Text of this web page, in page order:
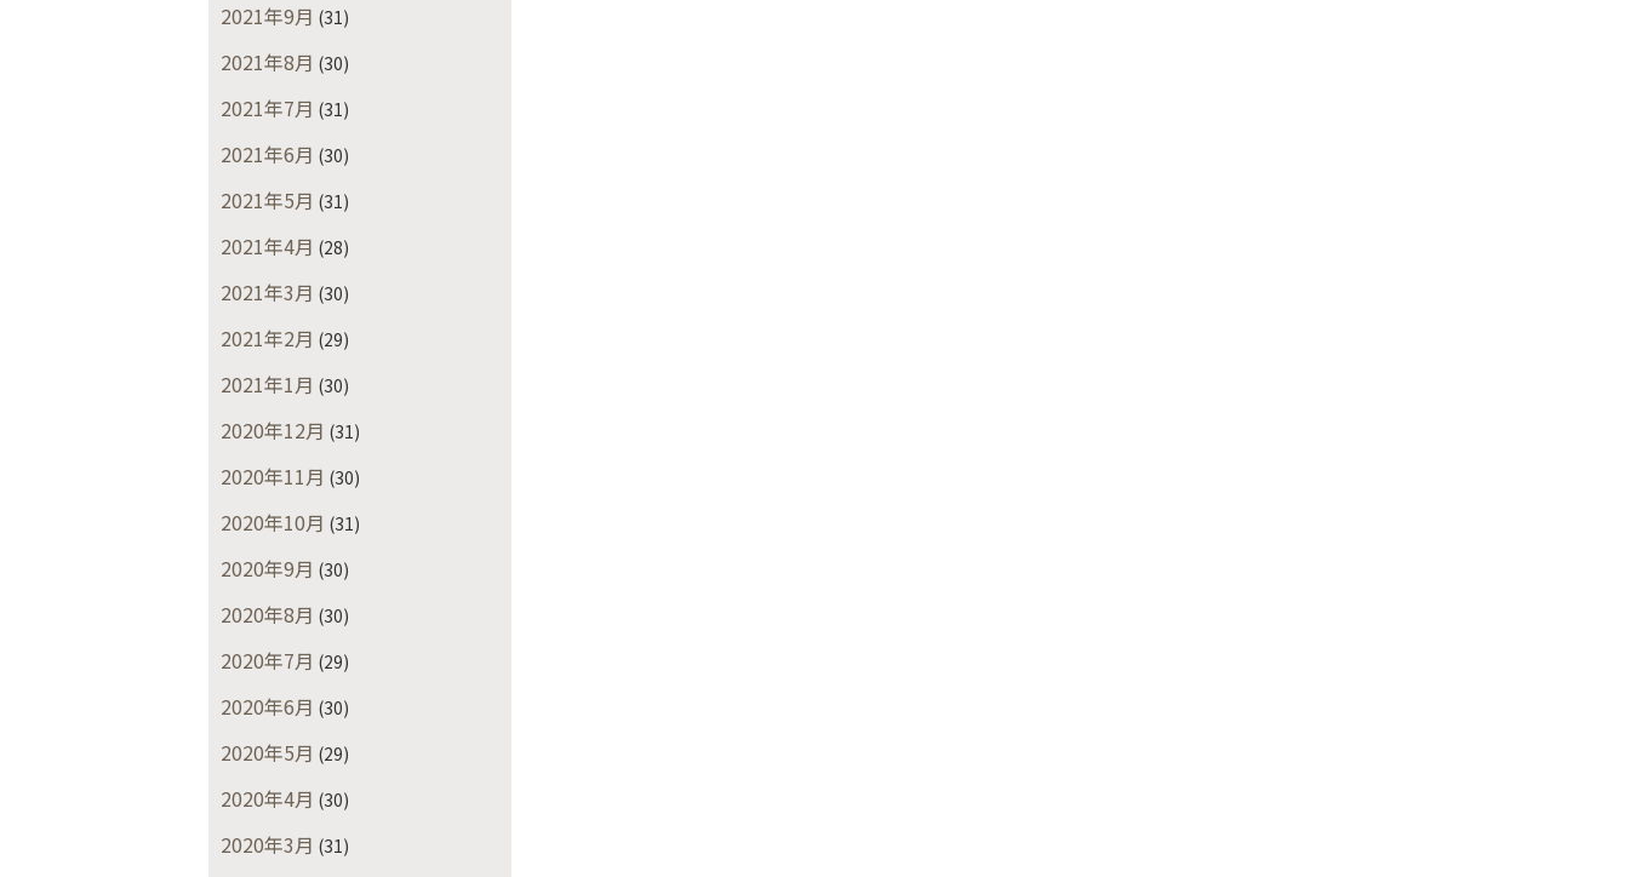
2021年9月 (31)
2021年8月 (30)
2021年7月 (31)
2021年6月 (30)
2021年5月 (31)
2021年4月 (28)
2021年3月 (30)
2021年2月 (29)
2021年1月 (30)
2020年12月 (31)
2020年11月 (30)
2020年10月 (31)
2020年9月 (30)
2020年8月 (30)
2020年7月 (29)
2020年6月 (30)
2020年5月 (29)
2020年4月 (30)
2020年3月 (31)